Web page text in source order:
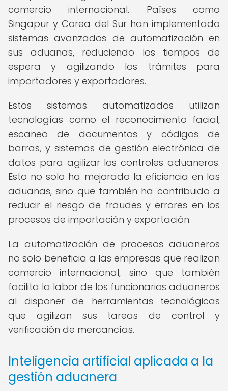
comercio internacional. Países como
Singapur y Corea del Sur han implementado
sistemas avanzados de automatización en
sus aduanas, reduciendo los tiempos de
espera y agilizando los trámites para
importadores y exportadores.
Estos sistemas automatizados utilizan
tecnologías como el reconocimiento facial,
escaneo de documentos y códigos de
barras, y sistemas de gestión electrónica de
datos para agilizar los controles aduaneros.
Esto no solo ha mejorado la eficiencia en las
aduanas, sino que también ha contribuido a
reducir el riesgo de fraudes y errores en los
procesos de importación y exportación.
La automatización de procesos aduaneros
no solo beneficia a las empresas que realizan
comercio internacional, sino que también
facilita la labor de los funcionarios aduaneros
al disponer de herramientas tecnológicas
que agilizan sus tareas de control y
verificación de mercancías.
Inteligencia artificial aplicada a la
gestión aduanera